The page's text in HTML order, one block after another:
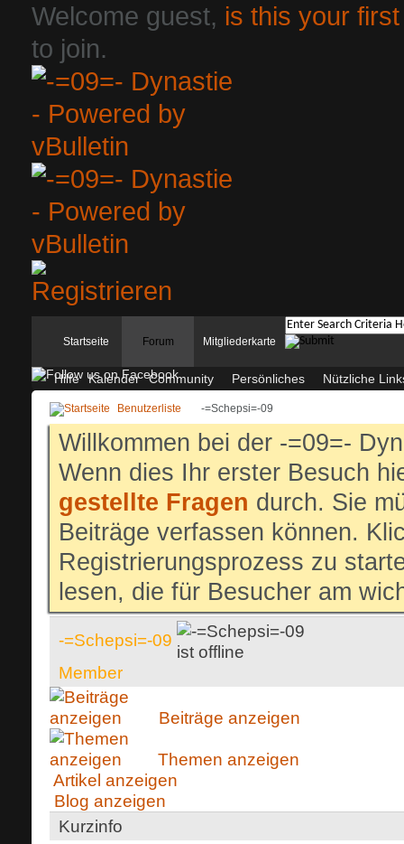
Welcome guest, is this your
to join.
Startseite Forum
Hilfe Kalender Community Persönliches Nützliche
Mitgliederkarte
Benutzerliste -=Schepsi=-09
Willkommen bei der -=09=-
Wenn dies Ihr erster Besuch
gestellte Fragen durch. Sie
Beiträge verfassen können.
Registrierungsprozess zu
lesen, die für Besucher am
-=Schepsi=-09
Member
Beiträge anzeigen
Themen anzeigen
Artikel anzeigen
Blog anzeigen
Kurzinfo